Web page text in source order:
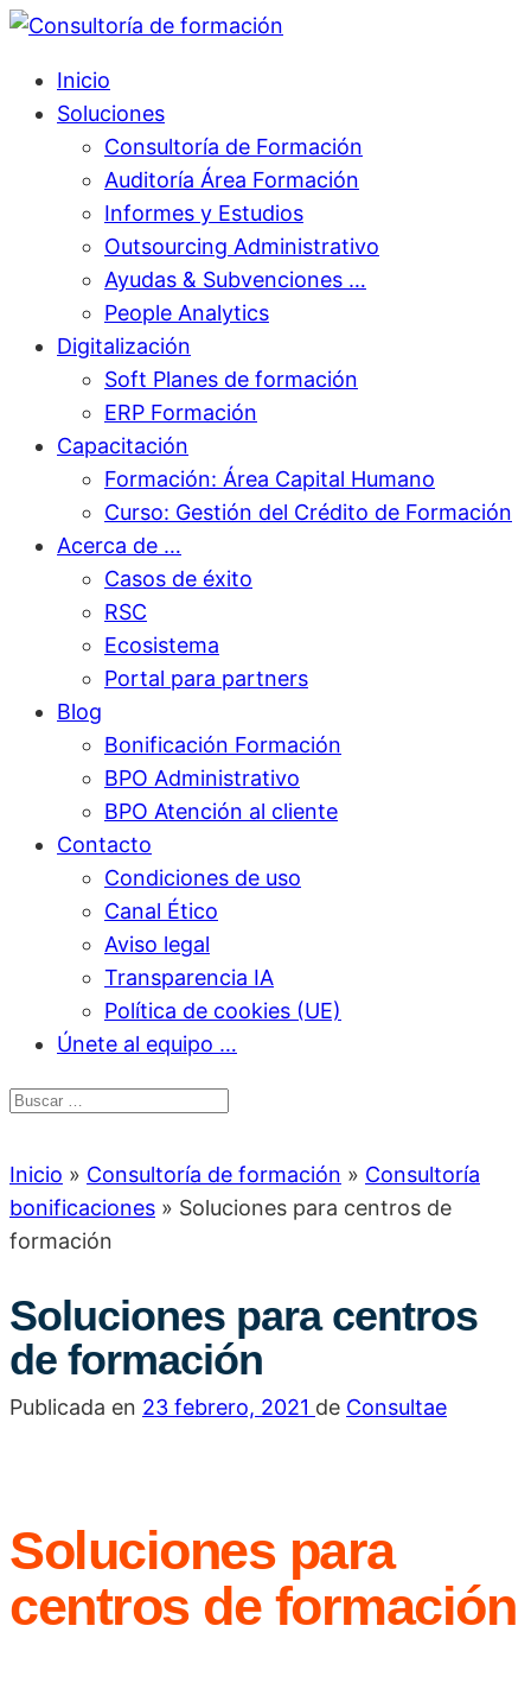
Inicio
Soluciones
Consultoría de Formación
Auditoría Área Formación
Informes y Estudios
Outsourcing Administrativo
Ayudas & Subvenciones …
People Analytics
Digitalización
Soft Planes de formación
ERP Formación
Capacitación
Formación: Área Capital Humano
Curso: Gestión del Crédito de Formación
Acerca de …
Casos de éxito
RSC
Ecosistema
Portal para partners
Blog
Bonificación Formación
BPO Administrativo
BPO Atención al cliente
Contacto
Condiciones de uso
Canal Ético
Aviso legal
Transparencia IA
Política de cookies (UE)
Únete al equipo …
Inicio » Consultoría de formación » Consultoría
bonificaciones » Soluciones para centros de
formación
Soluciones para centros
de formación
Publicada en 23 febrero, 2021 de Consultae
Soluciones para
centros de formación